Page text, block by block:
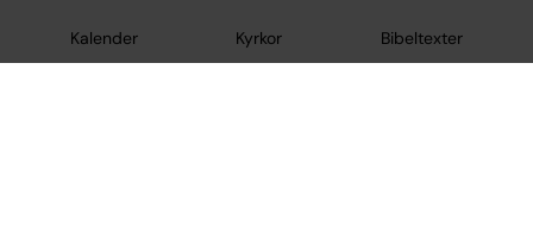
Kalender Kyrkor Bibeltexter